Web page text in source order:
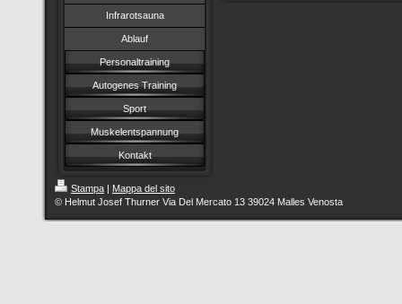
Infrarotsauna
Ablauf
Personaltraining
Autogenes Training
Sport
Muskelentspannung
Kontakt
Stampa | Mappa del sito
© Helmut Josef Thurner Via Del Mercato 13 39024 Malles Venosta